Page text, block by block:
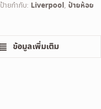
ป้ายกำกับ: Liverpool, ป้ายห้อย
ข้อมูลเพิ่มเติม